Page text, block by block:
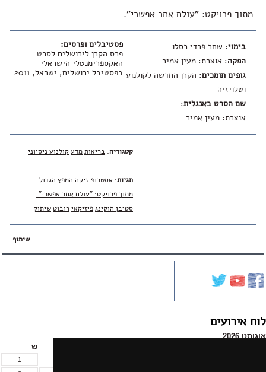
מתוך פרויקט: "עולם אחר אפשרי".
פסטיבלים ופרסים:
פרס הקרן לירושלים לסרט
האקספרימנטלי הישראלי
בפסטיבל ירושלים, ישראל, 2011
בימוי: שחר פרדי כסלו
הפקה: אוצרת: מעין אמיר
גופים תומכים: הקרן החדשה לקולנוע
וטלויזיה
שם הסרט באנגלית:
אוצרת: מעין אמיר
קטגוריה: בריאותמדעקולנוע ניסיוני
תגיות: אסטרופיזיקה המפץ הגדול
מתוך פרויקט: "עולם אחר אפשרי".
סטיבן הוקינגפיזיקאירובוטשיתוק
שיתוף:
לוח אירועים
אוגוסט 2026
ש
1